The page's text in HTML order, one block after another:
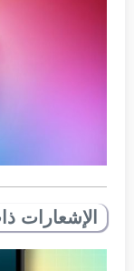
الإشعارات